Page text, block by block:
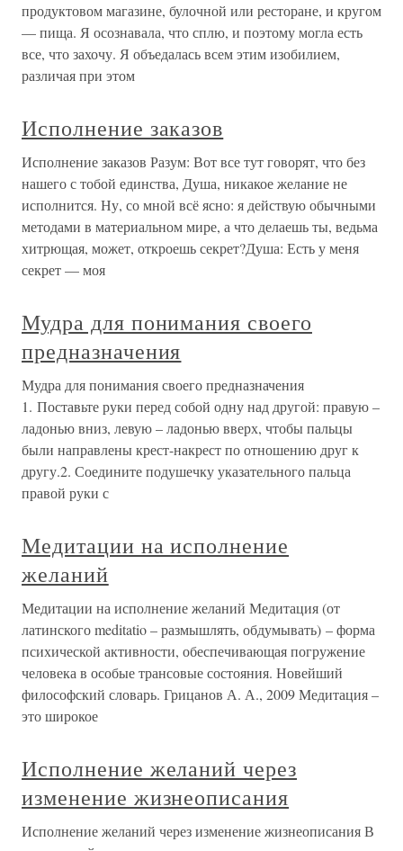
продуктовом магазине, булочной или ресторане, и кругом
— пища. Я осознавала, что сплю, и поэтому могла есть
все, что захочу. Я объедалась всем этим изобилием,
различая при этом
Исполнение заказов
Исполнение заказов Разум: Вот все тут говорят, что без
нашего с тобой единства, Душа, никакое желание не
исполнится. Ну, со мной всё ясно: я действую обычными
методами в материальном мире, а что делаешь ты, ведьма
хитрющая, может, откроешь секрет?Душа: Есть у меня
секрет — моя
Мудра для понимания своего
предназначения
Мудра для понимания своего предназначения
1. Поставьте руки перед собой одну над другой: правую –
ладонью вниз, левую – ладонью вверх, чтобы пальцы
были направлены крест-накрест по отношению друг к
другу.2. Соедините подушечку указательного пальца
правой руки с
Медитации на исполнение
желаний
Медитации на исполнение желаний Медитация (от
латинского meditatio – размышлять, обдумывать) – форма
психической активности, обеспечивающая погружение
человека в особые трансовые состояния. Новейший
философский словарь. Грицанов А. А., 2009 Медитация –
это широкое
Исполнение желаний через
изменение жизнеописания
Исполнение желаний через изменение жизнеописания В